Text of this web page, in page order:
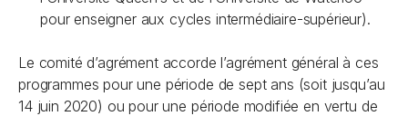
pour enseigner aux cycles intermédiaire-supérieur).
Le comité d’agrément accorde l’agrément général à ces
programmes pour une période de sept ans (soit jusqu’au
14 juin 2020) ou pour une période modifiée en vertu de